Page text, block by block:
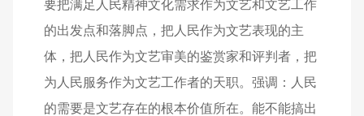
要把满足人民精神文化需求作为文艺和文艺工作
的出发点和落脚点，把人民作为文艺表现的主
体，把人民作为文艺审美的鉴赏家和评判者，把
为人民服务作为文艺工作者的天职。强调：人民
的需要是文艺存在的根本价值所在。能不能搞出